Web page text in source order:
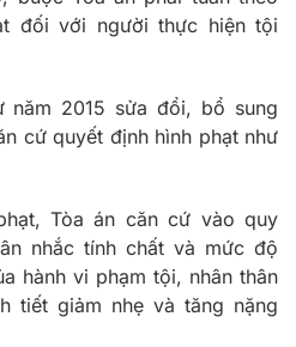
đối với người thực hiện tội
2015 sửa đổi, bổ sung
cứ quyết định hình phạt như
Tòa án căn cứ vào quy
nhắc tính chất và mức độ
hành vi phạm tội, nhân thân
tiết giảm nhẹ và tăng nặng